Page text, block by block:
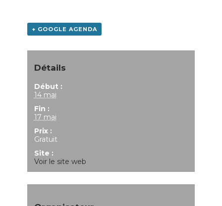
+ GOOGLE AGENDA
Détails
Début :
14 mai
Fin :
17 mai
Prix :
Gratuit
Site :
Voir le site web